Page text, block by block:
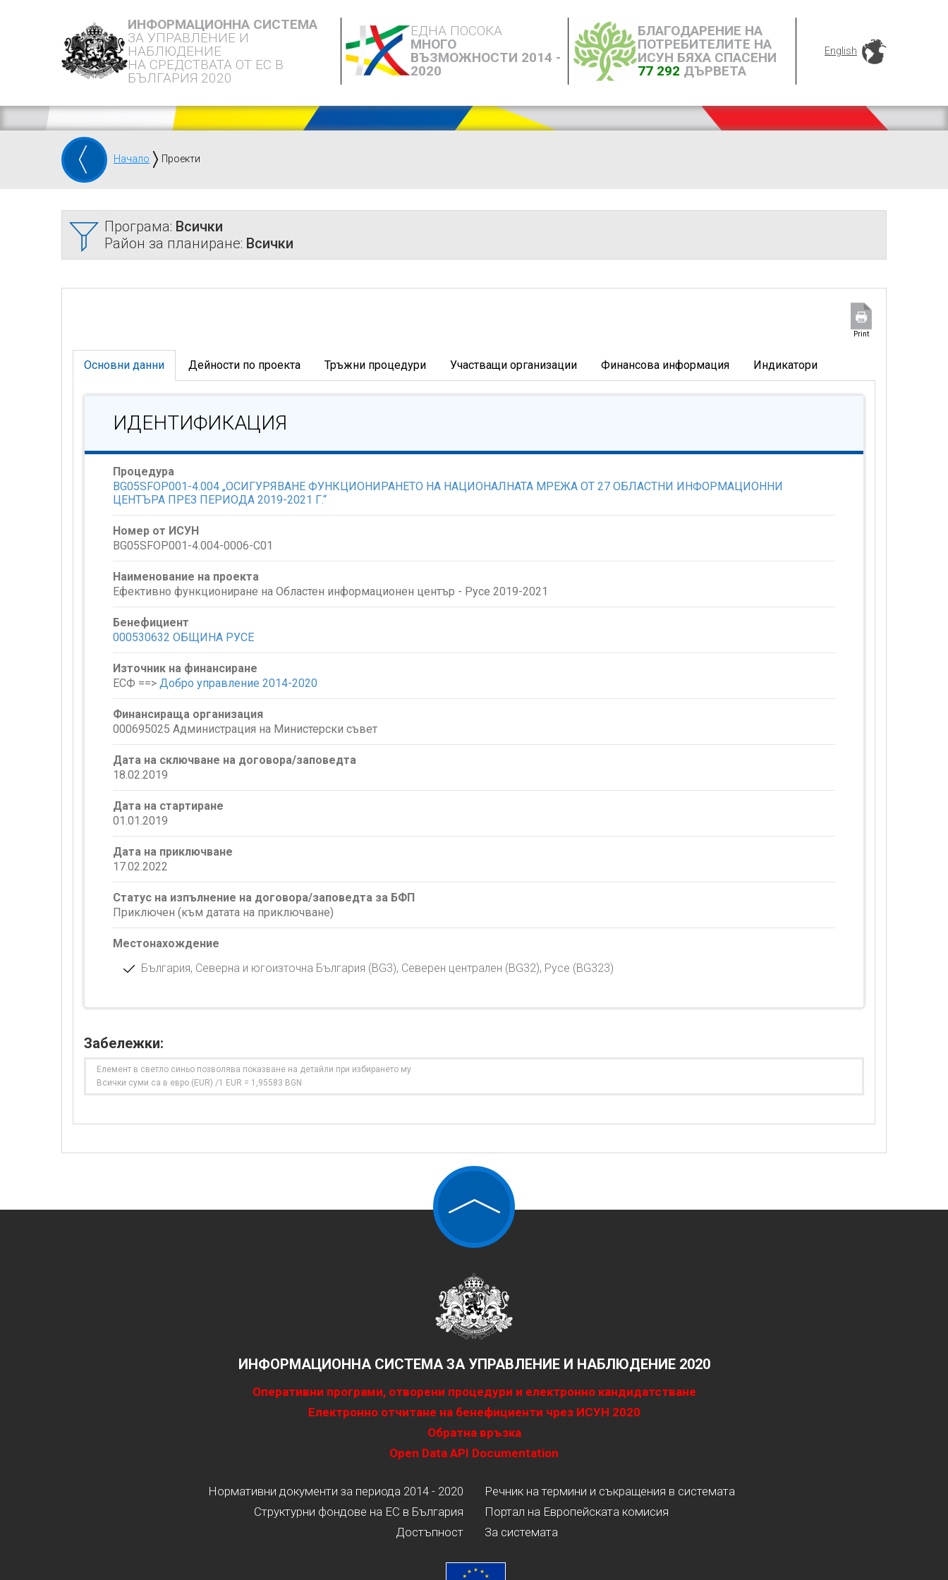
ИНФОРМАЦИОННА СИСТЕМА
ЗА УПРАВЛЕНИЕ И
НАБЛЮДЕНИЕ
НА СРЕДСТВАТА ОТ ЕС В
БЪЛГАРИЯ 2020
ЕДНА ПОСОКА
МНОГО
ВЪЗМОЖНОСТИ 2014 -
2020
БЛАГОДАРЕНИЕ НА
ПОТРЕБИТЕЛИТЕ НА
ИСУН БЯХА СПАСЕНИ
77 292 ДЪРВЕТА
English
Начало Проекти
Програма: Всички
Район за планиране: Всички
Print
Основни данни Дейности по проекта Тръжни процедури Участващи организации Финансова информация Индикатори
ИДЕНТИФИКАЦИЯ
Процедура
BG05SFOP001-4.004 „ОСИГУРЯВАНЕ ФУНКЦИОНИРАНЕТО НА НАЦИОНАЛНАТА МРЕЖА ОТ 27 ОБЛАСТНИ ИНФОРМАЦИОННИ
ЦЕНТЪРА ПРЕЗ ПЕРИОДА 2019-2021 Г.“
Номер от ИСУН
BG05SFOP001-4.004-0006-C01
Наименование на проекта
Ефективно функциониране на Областен информационен център - Русе 2019-2021
Бенефициент
000530632 ОБЩИНА РУСЕ
Източник на финансиране
ЕСФ ==> Добро управление 2014-2020
Финансираща организация
000695025 Администрация на Министерски съвет
Дата на сключване на договора/заповедта
18.02.2019
Дата на стартиране
01.01.2019
Дата на приключване
17.02.2022
Статус на изпълнение на договора/заповедта за БФП
Приключен (към датата на приключване)
Местонахождение
България, Северна и югоизточна България (BG3), Северен централен (BG32), Русе (BG323)
Забележки:
Елемент в светло синьо позволява показване на детайли при избирането му
Всички суми са в евро (EUR) /1 EUR = 1,95583 BGN
ИНФОРМАЦИОННА СИСТЕМА ЗА УПРАВЛЕНИЕ И НАБЛЮДЕНИЕ 2020
Оперативни програми, отворени процедури и електронно кандидатстване
Електронно отчитане на бенефициенти чрез ИСУН 2020
Обратна връзка
Open Data API Documentation
Нормативни документи за периода 2014 - 2020
Структурни фондове на ЕС в България
Достъпност
Речник на термини и съкращения в системата
Портал на Европейската комисия
За системата